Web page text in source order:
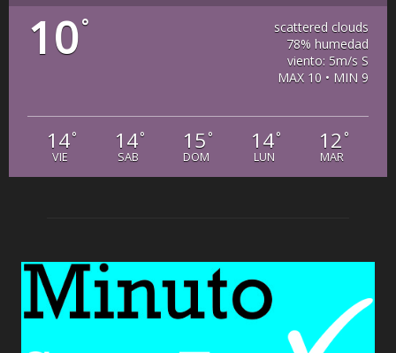
10°
scattered clouds
78% humedad
viento: 5m/s S
MAX 10 • MIN 9
14°
VIE
14°
SAB
15 °
DOM
14°
LUN
12 °
MAR